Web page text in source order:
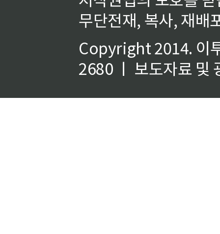
무단전재, 복사, 재배
Copyright 2014. 이
2680 ㅣ 보도자료